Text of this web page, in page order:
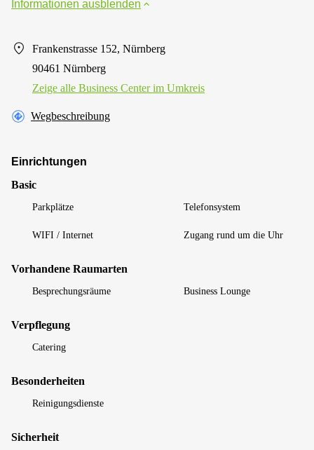
Informationen ausblenden
Frankenstrasse 152, Nürnberg
90461 Nürnberg
Zeige alle Business Center im Umkreis
Wegbeschreibung
Einrichtungen
Basic
Parkplätze Telefonsystem
WIFI / Internet Zugang rund um die Uhr
Vorhandene Raumarten
Besprechungsräume Business Lounge
Verpflegung
Catering
Besonderheiten
Reinigungsdienste
Sicherheit